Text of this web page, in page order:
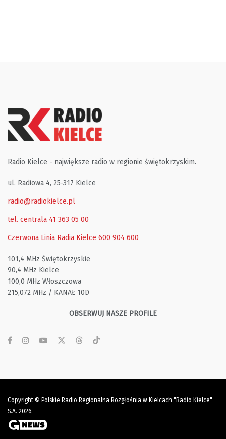
Radio Kielce - największe radio w regionie świętokrzyskim.
ul. Radiowa 4, 25-317 Kielce
radio@radiokielce.pl
tel. centrala 41 363 05 00
Czerwona Linia Radia Kielce 600 904 600
101,4 MHz Świętokrzyskie
90,4 MHz Kielce
100,0 MHz Włoszczowa
215,072 MHz / KANAŁ 10D
OBSERWUJ NASZE PROFILE
Copyright © Polskie Radio Regionalna Rozgłośnia w Kielcach "Radio Kielce"
S.A. 2026.